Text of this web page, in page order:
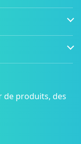
de produits, des